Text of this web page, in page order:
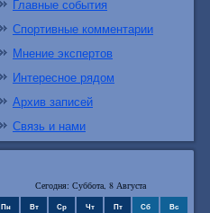
Главные события
Спортивные комментарии
Мнение экспертов
Интересное рядом
Архив записей
Связь и нами
Сегодня: Суббота, 8 Августа
Пн Вт Ср Чт Пт Сб Вс